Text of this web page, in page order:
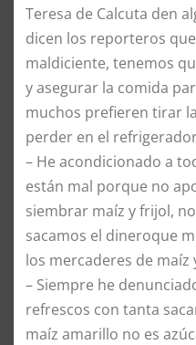
Teresa de Calcuta den
dicen los reporteros
maldiciente, tenemos
y asegurar la comida
muchos prefieren tirar
perder en el
– He acondicionado a
están mal porque no
siembrar maíz y frijol,
sacamos el dineroque
los mercaderes de
– Siempre he
refrescos con tanta
maíz amarillo no es